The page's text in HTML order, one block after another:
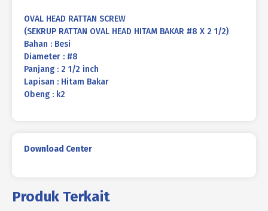
OVAL HEAD RATTAN SCREW
(SEKRUP RATTAN OVAL HEAD HITAM BAKAR #8 X 2 1/2)
Bahan : Besi
Diameter : #8
Panjang : 2 1/2 inch
Lapisan : Hitam Bakar
Obeng : k2
Download Center
Produk Terkait